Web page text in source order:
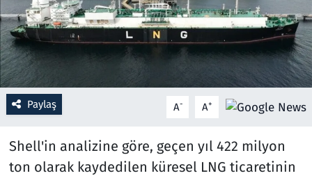
Paylaş A- A+
Shell'in analizine göre, geçen yıl 422 milyon
ton olarak kaydedilen küresel LNG ticaretinin
Sağlık
Savunma Sanayi
Seçim 2023
Teknoloji ve Bilim